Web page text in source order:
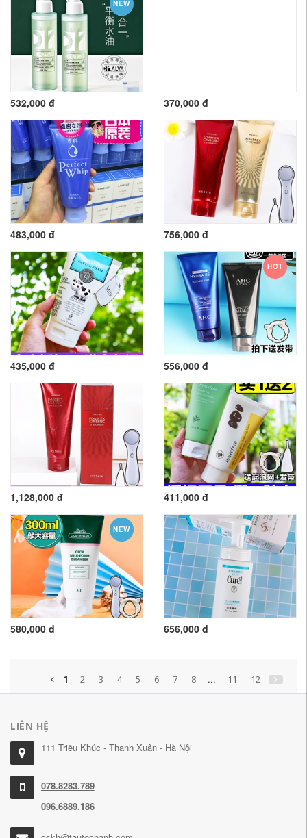
NEW
532,000 đ 370,000 đ
483,000 đ 756,000 đ
435,000 đ
HOT
556,000 đ
1,128,000 đ 411,000 đ
NEW
580,000 đ 656,000 đ
1 2 3 4 5 6 7 8 ... 11 12
LIÊN HỆ
111 Triều Khúc - Thanh Xuân - Hà Nội
078.8283.789
096.6889.186